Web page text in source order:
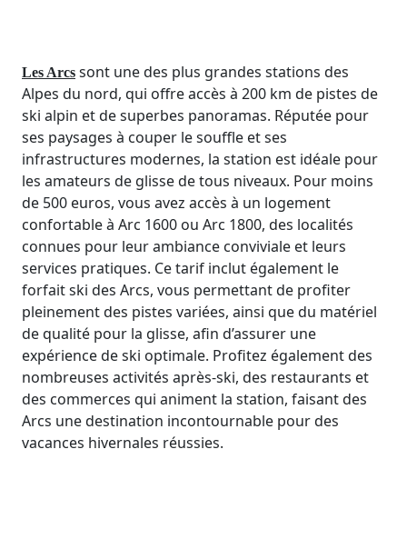
Les Arcs sont une des plus grandes stations des
Alpes du nord, qui offre accès à 200 km de pistes de
ski alpin et de superbes panoramas. Réputée pour
ses paysages à couper le souffle et ses
infrastructures modernes, la station est idéale pour
les amateurs de glisse de tous niveaux. Pour moins
de 500 euros, vous avez accès à un logement
confortable à Arc 1600 ou Arc 1800, des localités
connues pour leur ambiance conviviale et leurs
services pratiques. Ce tarif inclut également le
forfait ski des Arcs, vous permettant de profiter
pleinement des pistes variées, ainsi que du matériel
de qualité pour la glisse, afin d’assurer une
expérience de ski optimale. Profitez également des
nombreuses activités après-ski, des restaurants et
des commerces qui animent la station, faisant des
Arcs une destination incontournable pour des
vacances hivernales réussies.